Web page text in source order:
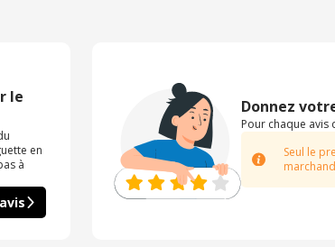
le
en
à
Donnez
Pour chaque avis
Seul le